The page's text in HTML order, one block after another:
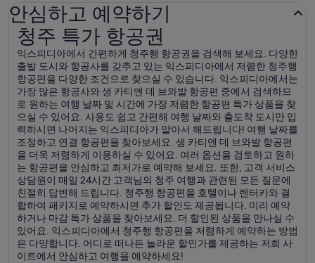
안심하고 예약하기
청주 특가 항공권
익스피디아에서 간편하게 청주행 항공권을 검색해 보세요. 다양한
출발 도시와 항공사를 갖추고 있는 익스피디아에서 저렴한 청주행
항공편을 다양한 조건으로 찾으실 수 있습니다. 익스피디아에서는
가장 많은 항공사와 생 카티엔 데 브와발 항공편 중에서 검색하므
로 원하는 여행 날짜 및 시간에 가장 저렴한 항공편 특가 상품을 찾
으실 수 있어요. 사용도 쉽고 간편해 여행 날짜와 출도착 도시만 입
력하시면 나머지는 익스피디아가 알아서 해드립니다! 여행 날짜를
조정하고 연결 항공편을 찾아보세요. 생 카티엔 데 브와발 항공편
을 더욱 저렴하게 이용하실 수 있어요. 여러 옵션을 검토하고 원하
는 항공편을 안심하고 최저가로 예약해 보세요. 또한, 고객 서비스
상담원이 매일 24시간 고객님의 청주 여행과 관련된 모든 질문에
친절히 답변해 드립니다. 청주행 항공편을 호텔이나 렌터카와 결
합하여 패키지로 예약하시면 추가 할인도 제공됩니다. 미리 예약
하거나 마감 특가 상품을 찾아보세요. 더 할인된 상품을 만나실 수
있어요. 익스피디아에서 청주행 항공편을 저렴하게 예약하는 방법
은 다양합니다. 어디로 떠나든 놀라운 할인가를 제공하는 저희 사
이트에서 안심하고 여행을 예약하세요!
청주 특가 항공권